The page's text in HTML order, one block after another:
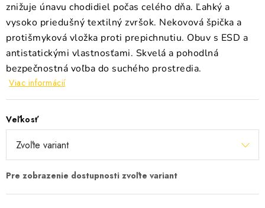
znižuje únavu chodidiel počas celého dňa. Ľahký a
vysoko priedušný textilný zvršok. Nekovová špička a
protišmyková vložka proti prepichnutiu. Obuv s ESD a
antistatickými vlastnosťami. Skvelá a pohodlná
bezpečnostná voľba do suchého prostredia.
Viac informácií
Veľkosť